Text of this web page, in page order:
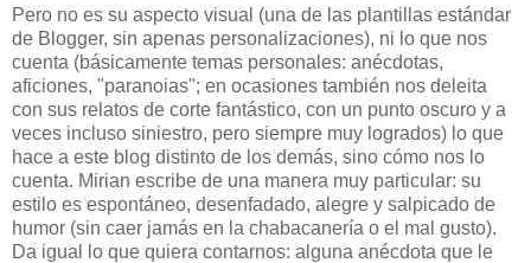
Pero no es su aspecto visual (una de las plantillas estándar
de Blogger, sin apenas personalizaciones), ni lo que nos
cuenta (básicamente temas personales: anécdotas,
aficiones, "paranoias"; en ocasiones también nos deleita
con sus relatos de corte fantástico, con un punto oscuro y a
veces incluso siniestro, pero siempre muy logrados) lo que
hace a este blog distinto de los demás, sino cómo nos lo
cuenta. Mirian escribe de una manera muy particular: su
estilo es espontáneo, desenfadado, alegre y salpicado de
humor (sin caer jamás en la chabacanería o el mal gusto).
Da igual lo que quiera contarnos: alguna anécdota que le